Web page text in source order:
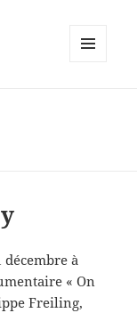
à
« On
Freiling,